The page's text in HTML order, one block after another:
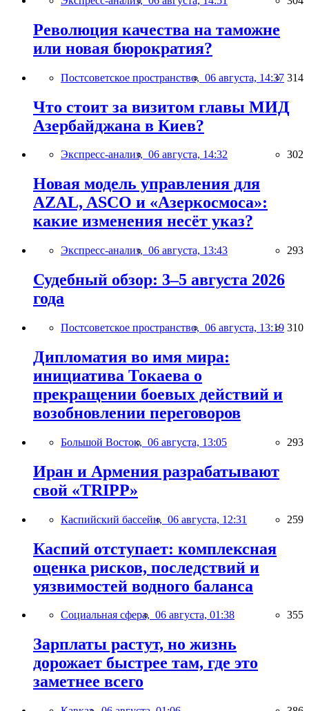
Революция качества на таможне
или новая бюрократия?
Постсоветское пространство, 06 августа, 14:37 314
Что стоит за визитом главы МИД
Азербайджана в Киев?
Экспресс-анализ, 06 августа, 14:32 302
Новая модель управления для
AZAL, ASCO и «Азеркосмоса»:
какие изменения несёт указ?
Экспресс-анализ, 06 августа, 13:43 293
Судебный обзор: 3–5 августа 2026
года
Постсоветское пространство, 06 августа, 13:19 310
Дипломатия во имя мира:
инициатива Токаева о
прекращении боевых действий и
возобновлении переговоров
Большой Восток, 06 августа, 13:05 293
Иран и Армения разрабатывают
свой «TRIPP»
Каспийский бассейн, 06 августа, 12:31 259
Каспий отступает: комплексная
оценка рисков, последствий и
уязвимостей водного баланса
Социальная сфера, 06 августа, 01:38 355
Зарплаты растут, но жизнь
дорожает быстрее там, где это
заметнее всего